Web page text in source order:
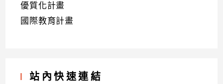
優質化計畫
國際教育計畫
站內快速連結